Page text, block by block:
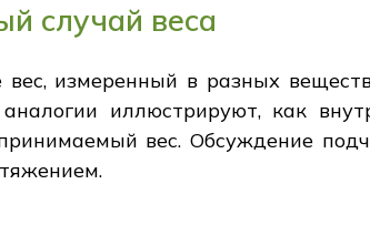
случай веса
измеренный в разных
иллюстрируют, как
вес. Обсуждение